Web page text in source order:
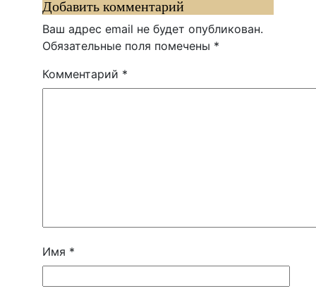
записям
Добавить комментарий
Ваш адрес email не будет опубликован.
Обязательные поля помечены *
Комментарий *
Имя *